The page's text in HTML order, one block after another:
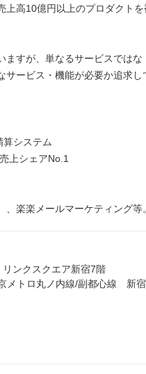
上高10億円以上のプロダクトを
ますが、単なるサービスではな
サービス・機能が必要か追求し
システム
上シェアNo.1
楽楽メールマーケティング等。
ンクスクエア新宿7階
トロ丸ノ内線/副都心線 新